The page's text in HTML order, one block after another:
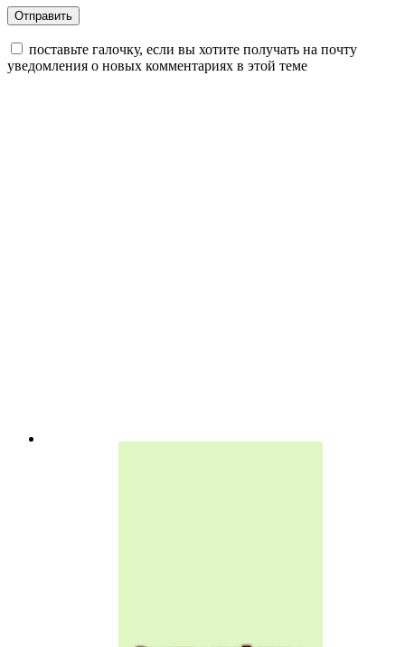
поставьте галочку, если вы хотите получать на почту
уведомления о новых комментариях в этой теме